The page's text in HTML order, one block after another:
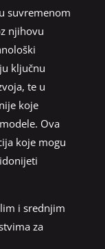
suvremenom
njihovu
ključnu
te u
koje
Ova
koje mogu
i srednjim
za